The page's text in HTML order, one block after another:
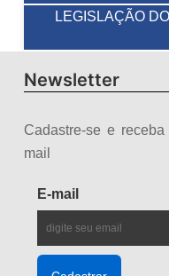
LEGISLAÇÃO
Newsletter
Cadastre-se e
mail
E-mail